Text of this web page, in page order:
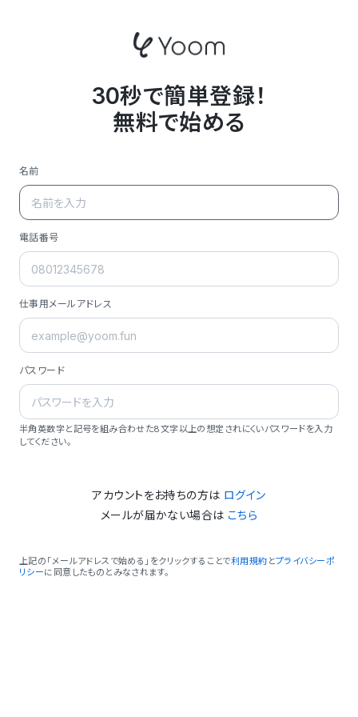
30秒で簡単登録！
無料で始める
名前
電話番号
仕事用メールアドレス
パスワード
半角英数字と記号を組み合わせた8文字以上の想定されにくいパスワードを入力
してください。
アカウントをお持ちの方は ログイン
メールが届かない場合は こちら
上記の「メールアドレスで始める」をクリックすることで利用規約 とプライバシーポ
リシーに同意したものとみなされます。